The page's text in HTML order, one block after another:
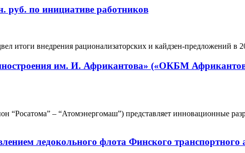
по инициативе работников
итоги внедрения рационализаторских и кайдзен-предложений в
им. И. Африкантова» («ОКБМ
– “Атомэнергомаш”) представляет инновационные
ледокольного флота Финского транспортного